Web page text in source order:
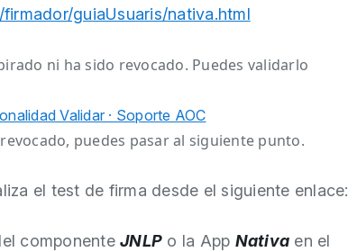
guiaUsuaris/nativa.html
ni ha sido revocado. Puedes validarlo
Validar · Soporte AOC
puedes pasar al siguiente punto.
el test de firma desde el siguiente enlace:
componente JNLP o la App Nativa en el